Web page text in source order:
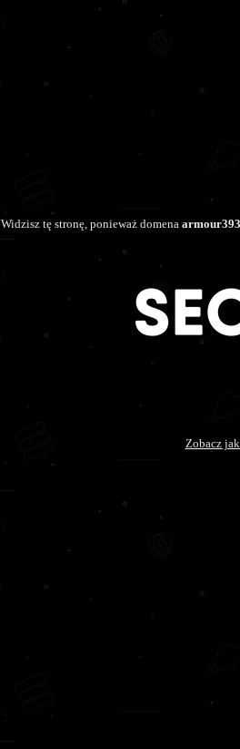
Widzisz tę stronę, ponieważ domena
Zobacz